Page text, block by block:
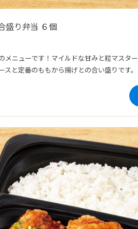
盛り弁当 ６個
メニューです！マイルドな甘みと粒マスター
スと定番のももから揚げとの合い盛りです。